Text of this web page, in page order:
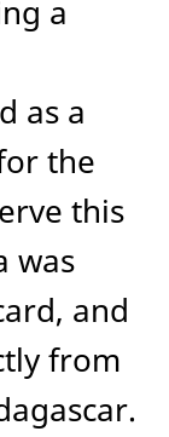
a
as a
the
this
was
and
from